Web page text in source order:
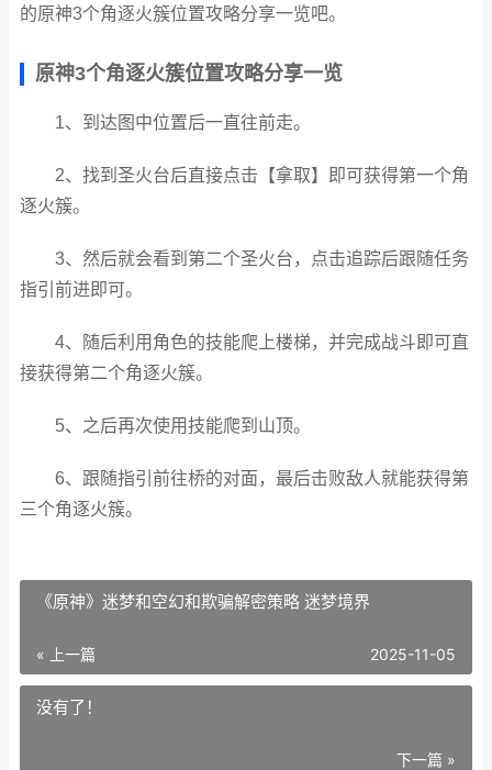
的原神3个角逐火簇位置攻略分享一览吧。
原神3个角逐火簇位置攻略分享一览
1、到达图中位置后一直往前走。
2、找到圣火台后直接点击【拿取】即可获得第一个角
逐火簇。
3、然后就会看到第二个圣火台，点击追踪后跟随任务
指引前进即可。
4、随后利用角色的技能爬上楼梯，并完成战斗即可直
接获得第二个角逐火簇。
5、之后再次使用技能爬到山顶。
6、跟随指引前往桥的对面，最后击败敌人就能获得第
三个角逐火簇。
《原神》迷梦和空幻和欺骗解密策略 迷梦境界
« 上一篇 2025-11-05
没有了！
下一篇 »